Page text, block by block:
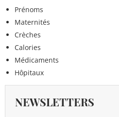
Prénoms
Maternités
Crèches
Calories
Médicaments
Hôpitaux
NEWSLETTERS